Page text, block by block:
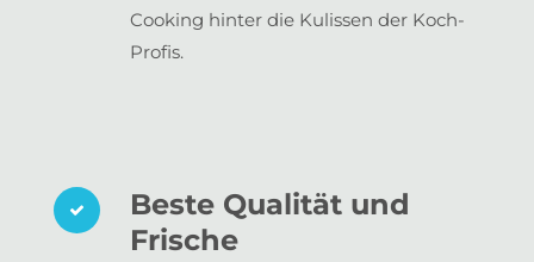
Cooking hinter die Kulissen der Koch-
Profis.
Beste Qualität und
Frische